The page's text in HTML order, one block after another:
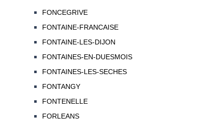
FONCEGRIVE
FONTAINE-FRANCAISE
FONTAINE-LES-DIJON
FONTAINES-EN-DUESMOIS
FONTAINES-LES-SECHES
FONTANGY
FONTENELLE
FORLEANS